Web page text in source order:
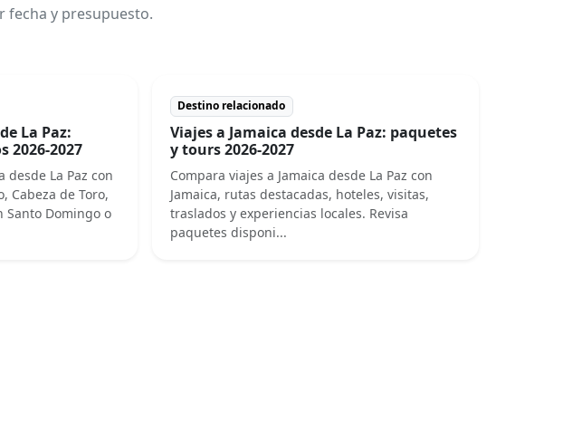
fecha y presupuesto.
La Paz:
2026-2027
desde La Paz con
Cabeza de Toro,
Santo Domingo o
Destino relacionado
Viajes a Jamaica desde La Paz: paquetes
y tours 2026-2027
Compara viajes a Jamaica desde La Paz con
Jamaica, rutas destacadas, hoteles, visitas,
traslados y experiencias locales. Revisa
paquetes disponi...